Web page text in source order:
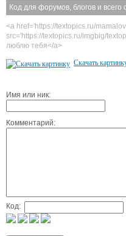
Код для форумов, блогов и всего
<a href='https://textopics.ru/
src='https://textopics.ru/imgbig/
люблю тебя</a>
Скачать
Имя или ник:
Комментарий:
Код: